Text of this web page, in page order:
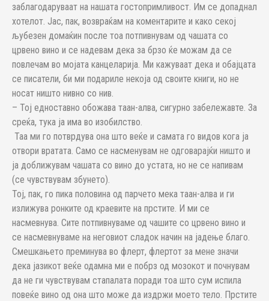
заблагодаруваат на нашата гостопримливост. Им се допаднал
хотелот. Јас, пак, возвраќам на коментарите и како секој
љубезен домаќин после тоа потпивнувам од чашата со
црвено вино и се надевам дека за брзо ќе можам да се
повлечам во мојата канцеларија. Ми кажуваат дека и обајцата
се писатели, би ми подариле некоја од своите книги, но не
носат ништо нивно со нив.
– Тој едноставно обожава таан-алва, сигурно забележавте. За
среќа, тука ја има во изобилство.
Таа ми го потврдува она што веќе и самата го видов кога ја
отвори вратата. Само се насменувам не одговарајќи ништо и
ја доближувам чашата со вино до устата, но не се напивам
(се чувствувам збунето).
Тој, пак, го пика половина од парчето мека таан-алва и ги
излижува ронките од краевите на прстите. И ми се
насмевнува. Сите потпивнуваме од чашите со црвено вино и
се насмевнуваме на неговиот сладок начин на јадење благо.
Смешкањето преминува во флерт, флертот за мене значи
дека јазикот веќе одамна ми е побрз од мозокот и почнувам
да не ги чувствувам стапалата поради тоа што сум испила
повеќе вино од она што може да издржи моето тело. Прстите